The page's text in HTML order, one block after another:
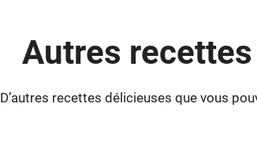
Autres
D’autres recettes délicieuses que vous